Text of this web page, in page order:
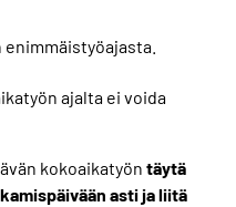
enimmäistyöajasta.
ajalta ei voida
kokoaikatyön täytä
asti ja liitä